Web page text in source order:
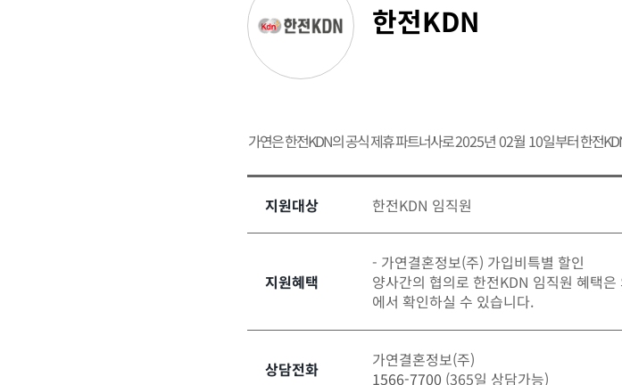
한전KDN
가연은 한전KDN의 공식 제휴 파트너사로2025년 02월 10일부터 한전
지원대상 한전KDN 임직원
지원혜택
- 가연결혼정보(주) 가입비특별 할인
양사간의 협의로 한전KDN 임직원 혜택
에서 확인하실 수 있습니다.
상담전화
가연결혼정보(주)
1566-7700 (365일 상담가능)